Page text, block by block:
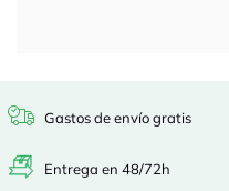
Gastos de envío gratis
Entrega en 48/72h